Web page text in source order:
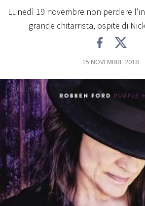
PLAYLIST
FOTO
CONCORSI
EVENTI
VIDEO
Lunedì 19 novembre non perdere
grande chitarrista, ospite di
15 NOVEMBRE 2018